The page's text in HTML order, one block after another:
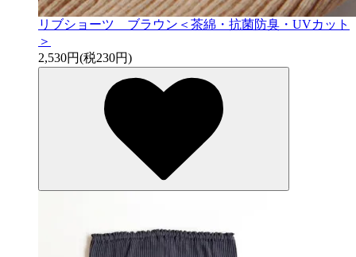
リブショーツ ブラウン＜茶綿・抗菌防臭・UVカット
＞
2,530円(税230円)